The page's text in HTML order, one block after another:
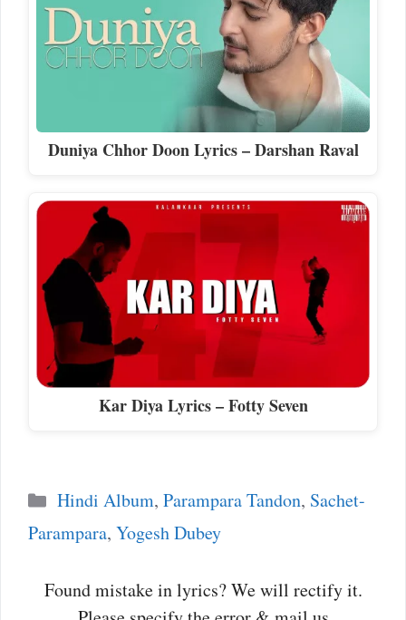
Duniya Chhor Doon Lyrics – Darshan Raval
Kar Diya Lyrics – Fotty Seven
Categories
Hindi Album, Parampara Tandon, Sachet-
Parampara, Yogesh Dubey
Found mistake in lyrics? We will rectify it.